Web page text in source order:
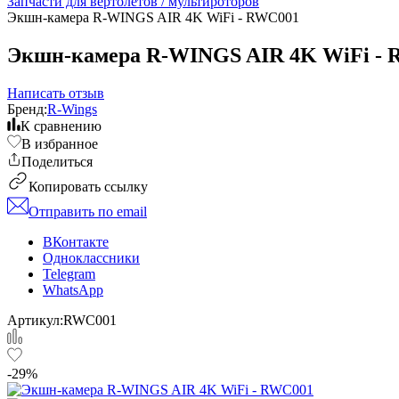
Экшн-камера R-WINGS AIR 4K WiFi - RWC001
Экшн-камера R-WINGS AIR 4K WiFi -
Написать отзыв
Бренд:R-Wings
К сравнению
В избранное
Поделиться
Копировать ссылку
Отправить по email
ВКонтакте
Одноклассники
Telegram
WhatsApp
Артикул:RWC001
-29%